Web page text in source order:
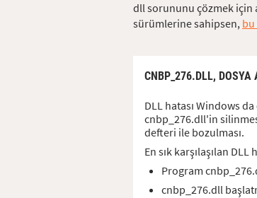
dll sorununu çözmek için
sürümlerine sahipsen, bu
CNBP_276.DLL, DOSYA
DLL hatası Windows
cnbp_276.dll'in
defteri ile bozulması.
En sık karşılaşılan
Program
cnbp_276.dll